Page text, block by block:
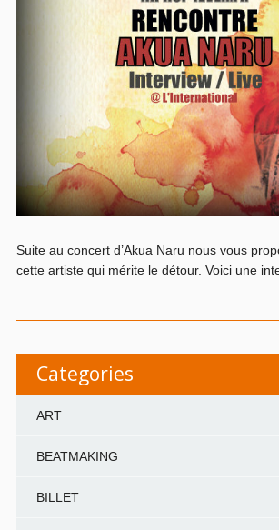
Suite au concert d’Akua Naru nous vous
cette artiste qui mérite le détour. Voici une
Categories
ART
BEATMAKING
BILLET